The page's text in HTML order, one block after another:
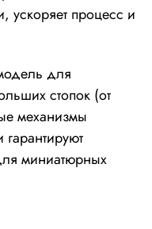
ускоряет процесс и
для
стопок (от
механизмы
миниатюрных